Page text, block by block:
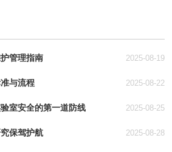
2025-08-19
管理指南
2025-08-22
与流程
2025-08-25
室安全的第一道防线
2025-08-28
保驾护航